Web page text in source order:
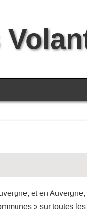
et en
» sur toutes